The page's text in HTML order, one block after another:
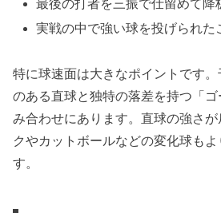
最後の打者を三振で仕留めて降
実戦の中で強い球を投げられた
特に球速面は大きなポイントです
のある直球と独特の落差を持つ「
み合わせにあります。直球の強さ
クやカットボールなどの変化球も
す。